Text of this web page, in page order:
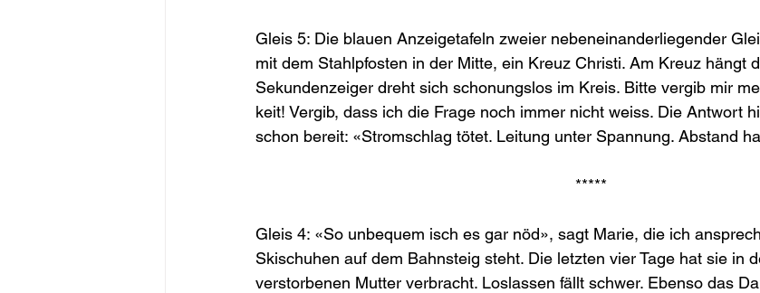
Gleis 5: Die blauen Anzeigetafeln zweier nebeneinanderliegender
mit dem Stahlpfosten in der Mitte, ein Kreuz Christi. Am Kreuz hängt
Sekundenzeiger dreht sich schonungslos im Kreis. Bitte vergib mir
keit! Vergib, dass ich die Frage noch immer nicht weiss. Die Antwort
schon bereit: «Stromschlag tötet. Leitung unter Spannung. Abstand
*****
Gleis 4: «So unbequem isch es gar nöd», sagt Marie, die ich
Skischuhen auf dem Bahnsteig steht. Die letzten vier Tage hat sie in
verstorbenen Mutter verbracht. Loslassen fällt schwer. Ebenso das